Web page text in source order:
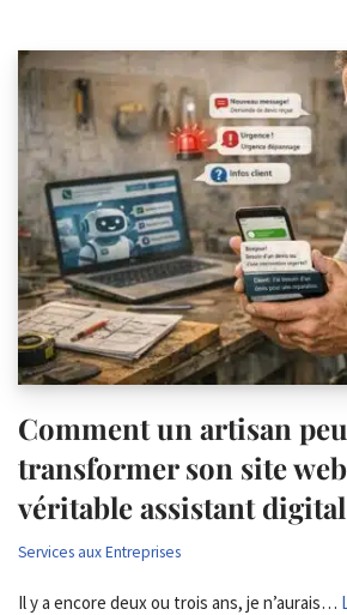
Comment un artisan
transformer son site
véritable assistant
Services aux Entreprises
Il y a encore deux ou trois ans, je n’aurais…